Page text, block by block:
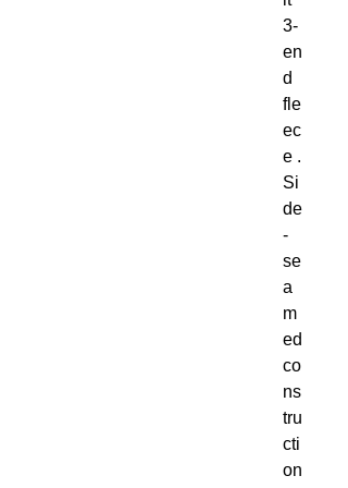
3-
en
d
fle
ec
e .
Si
de
-
se
a
m
ed
co
ns
tru
cti
on